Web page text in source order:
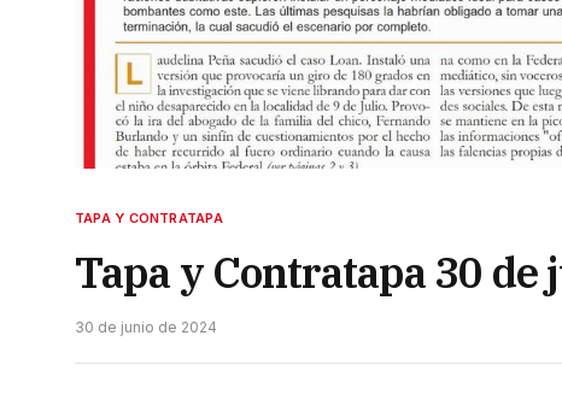
TAPA Y CONTRATAPA
Tapa y Contratapa 30 de
30 de junio de 2024